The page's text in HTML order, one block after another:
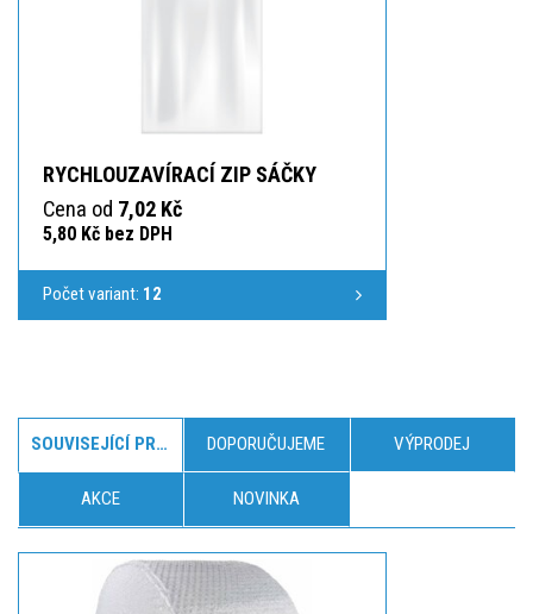
RYCHLOUZAVÍRACÍ ZIP SÁČKY
Cena od 7,02 Kč
5,80 Kč bez DPH
Počet variant: 12
SOUVISEJÍCÍ PRODUKTY DOPORUČUJEME VÝPRODEJ
AKCE NOVINKA